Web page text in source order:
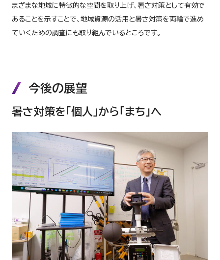
まざまな地域に特徴的な空間を取り上げ、暑さ対策として有効で
あることを示すことで、地域資源の活用と暑さ対策を両輪で進め
ていくための調査にも取り組んでいるところです。
今後の展望
暑さ対策を「個人」から「まち」へ